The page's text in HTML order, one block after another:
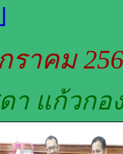
ราคม
า แก้วกอ